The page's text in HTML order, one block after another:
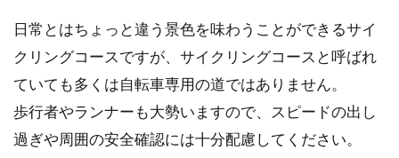
ホイールバランスという言葉について、聞いた
という方はいらっ...
自転車が盗難！？犯人が捕まったら
日常とはちょっと違う景色を味わうことができるサイ
クリングコースですが、サイクリングコースと呼ばれ
ていても多くは自転車専用の道ではありません。
歩行者やランナーも大勢いますので、スピードの出し
過ぎや周囲の安全確認には十分配慮してください。